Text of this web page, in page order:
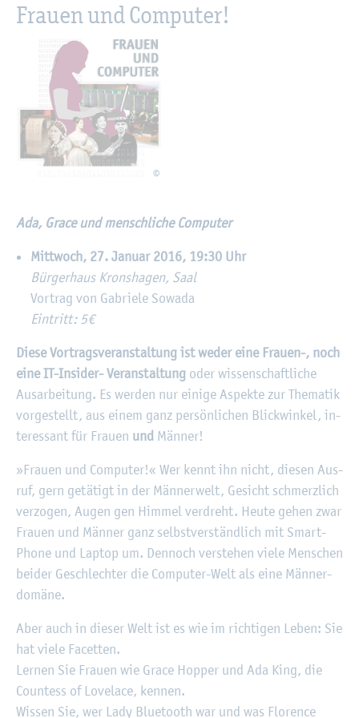
Frau­en und Com­pu­ter!
©
Ada, Grace und mensch­li­che Com­pu­ter
Mitt­woch, 27. Ja­nu­ar 2016, 19:30 Uhr
Bür­ger­haus Krons­ha­gen, Saal
Vor­trag von Ga­brie­le So­wa­da
Ein­tritt: 5€
Diese Vor­trags­ver­an­stal­tung ist weder eine Frau­en-, noch
eine IT-In­si­der- Ver­an­stal­tung oder wis­sen­schaft­li­che
Aus­ar­bei­tung. Es wer­den nur ei­ni­ge As­pek­te zur The­ma­tik
vor­ge­stellt, aus einem ganz per­sön­li­chen Blick­win­kel, in­
ter­es­sant für Frau­en und Män­ner!
»Frau­en und Com­pu­ter!« Wer kennt ihn nicht, die­sen Aus­
ruf, gern ge­tä­tigt in der Män­ner­welt, Ge­sicht schmerz­lich
ver­zo­gen, Augen gen Him­mel ver­dreht. Heute gehen zwar
Frau­en und Män­ner ganz selbst­ver­ständ­lich mit Smart­
Pho­ne und Lap­top um. Den­noch ver­ste­hen viele Men­schen
bei­der Ge­schlech­ter die Com­pu­ter-Welt als eine Män­ner­
do­mä­ne.
Aber auch in die­ser Welt ist es wie im rich­ti­gen Leben: Sie
hat viele Fa­cet­ten.
Ler­nen Sie Frau­en wie Grace Hop­per und Ada King, die
Count­ess of Lo­velace, ken­nen.
Wis­sen Sie, wer Lady Blue­tooth war und was Flo­rence